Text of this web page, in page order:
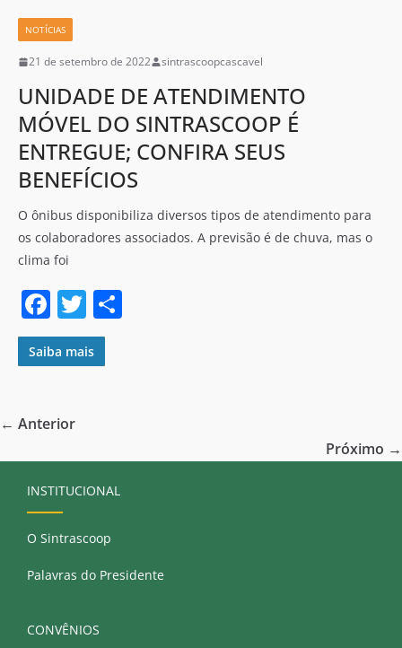
o
o
k
NOTÍCIAS
21 de setembro de 2022 sintrascoopcascavel
UNIDADE DE ATENDIMENTO
MÓVEL DO SINTRASCOOP É
ENTREGUE; CONFIRA SEUS
BENEFÍCIOS
O ônibus disponibiliza diversos tipos de atendimento para
os colaboradores associados. A previsão é de chuva, mas o
clima foi
F
a
c
b
o
k
T
w
itt
Saiba mais
← Anterior
Próximo →
INSTITUCIONAL
O Sintrascoop
Palavras do Presidente
CONVÊNIOS